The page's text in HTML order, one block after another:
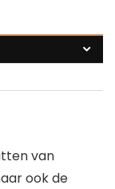
van
ook de